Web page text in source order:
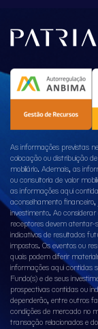
As informações previstas
colocação ou distribuição
mobiliário. Ademais, as
ou consultoria de valor
as informações aqui
aconselhamento
investimento. Ao
receptores devem atentar-
indicativos de resultados
impostos. Os eventos ou
quais podem diferir
informações aqui contidas
Fundo(s) e de seus
prospectivas contidas ou
dependerão, entre outros
condições de mercado no
transação relacionados e